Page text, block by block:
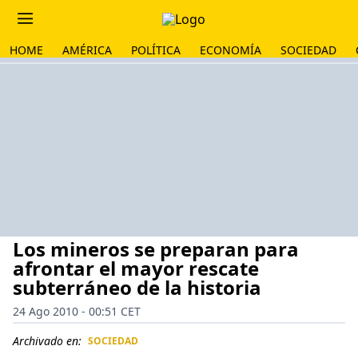
HOME AMÉRICA POLÍTICA ECONOMÍA SOCIEDAD
Los mineros se preparan para
afrontar el mayor rescate
subterráneo de la historia
24 Ago 2010 - 00:51 CET
Archivado en: SOCIEDAD